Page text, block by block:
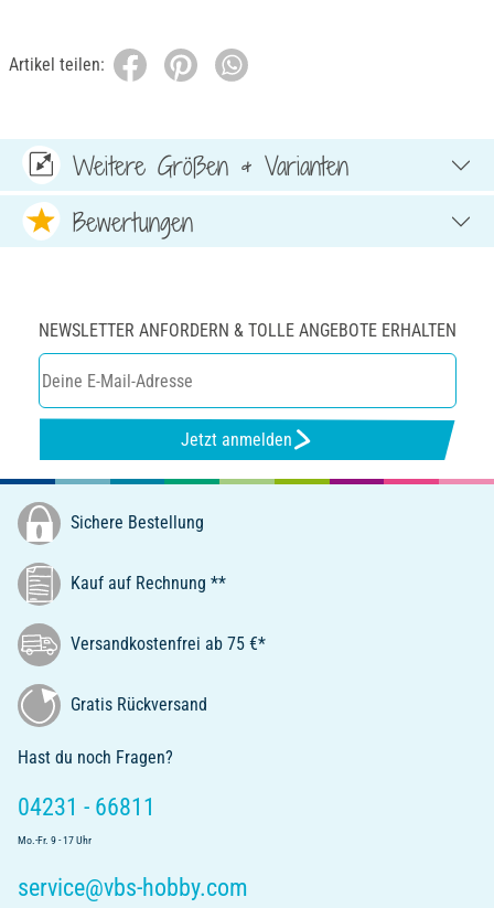
Artikel teilen:
Weitere Größen & Varianten
Bewertungen
NEWSLETTER ANFORDERN & TOLLE ANGEBOTE ERHALTEN
Jetzt anmelden
Sichere Bestellung
Kauf auf Rechnung **
Versandkostenfrei ab 75 €*
Gratis Rückversand
Hast du noch Fragen?
04231 - 66811
Mo.-Fr. 9 - 17 Uhr
service@vbs-hobby.com